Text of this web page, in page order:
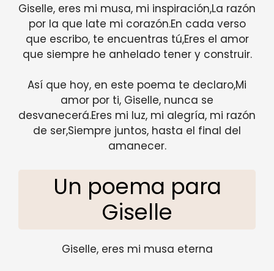
Giselle, eres mi musa, mi inspiración,La razón
por la que late mi corazón.En cada verso
que escribo, te encuentras tú,Eres el amor
que siempre he anhelado tener y construir.
Así que hoy, en este poema te declaro,Mi
amor por ti, Giselle, nunca se
desvanecerá.Eres mi luz, mi alegría, mi razón
de ser,Siempre juntos, hasta el final del
amanecer.
Un poema para
Giselle
Giselle, eres mi musa eterna